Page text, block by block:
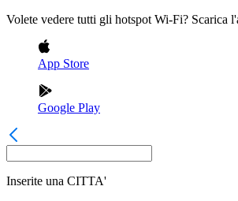
Volete vedere tutti gli hotspot Wi-Fi? Scarica
App Store
Google Play
Inserite una CITTA'